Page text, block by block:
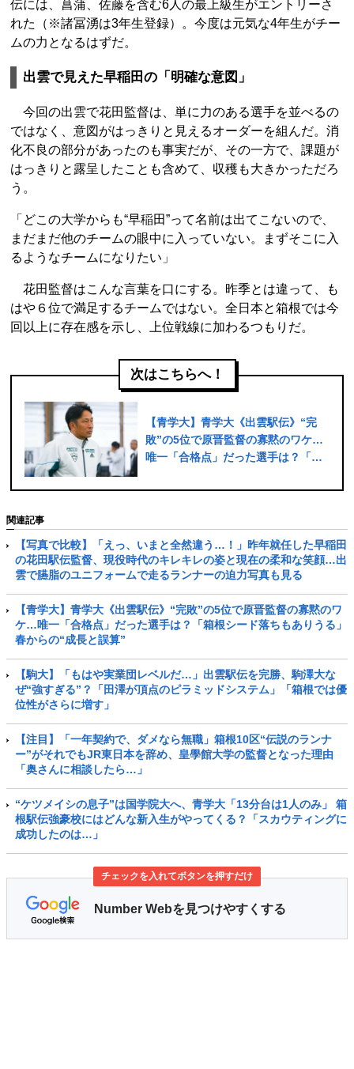
伝には、菖蒲、佐藤を含む6人の最上級生がエントリーさ
れた（※諸冨湧は3年生登録）。今度は元気な4年生がチー
ムの力となるはずだ。
出雲で見えた早稲田の「明確な意図」
今回の出雲で花田監督は、単に力のある選手を並べるの
ではなく、意図がはっきりと見えるオーダーを組んだ。消
化不良の部分があったのも事実だが、その一方で、課題が
はっきりと露呈したことも含めて、収穫も大きかっただろ
う。
「どこの大学からも“早稲田”って名前は出てこないので、
まだまだ他のチームの眼中に入っていない。まずそこに入
るようなチームになりたい」
花田監督はこんな言葉を口にする。昨季とは違って、も
はや６位で満足するチームではない。全日本と箱根では今
回以上に存在感を示し、上位戦線に加わるつもりだ。
次はこちらへ！
【青学大】青学大《出雲駅伝》“完
敗”の5位で原晋監督の寡黙のワケ…
唯一「合格点」だった選手は？「箱
の“成長と誤算”
関連記事
【写真で比較】「えっ、いまと全然違う…！」昨年就任した早稲田
の花田駅伝監督、現役時代のキレキレの姿と現在の柔和な笑顔…出
雲で臙脂のユニフォームで走るランナーの迫力写真も見る
【青学大】青学大《出雲駅伝》“完敗”の5位で原晋監督の寡黙のワ
ケ…唯一「合格点」だった選手は？「箱根シード落ちもありうる」
春からの“成長と誤算”
【駒大】「もはや実業団レベルだ…」出雲駅伝を完勝、駒澤大な
ぜ“強すぎる”？「田澤が頂点のピラミッドシステム」「箱根では優
位性がさらに増す」
【注目】「一年契約で、ダメなら無職」箱根10区“伝説のランナ
ー”がそれでもJR東日本を辞め、皇學館大学の監督となった理由
「奥さんに相談したら…」
“ケツメイシの息子”は国学院大へ、青学大「13分台は1人のみ」 箱
根駅伝強豪校にはどんな新入生がやってくる？「スカウティングに
成功したのは…」
チェックを入れてボタンを押すだけ
Number Webを見つけやすくする